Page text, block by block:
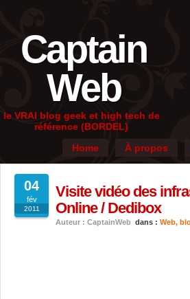
Captain
Web
le VRAI blog geek et high tech de
référence (BORDEL)
Home
À propos
04
fév
2011
Visite vidéo des
Online / Dedibox
Auteur : CaptainWeb dans : Web,